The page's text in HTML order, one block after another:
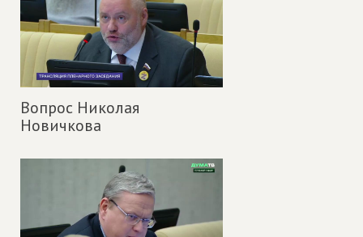
Вопрос Николая
Новичкова